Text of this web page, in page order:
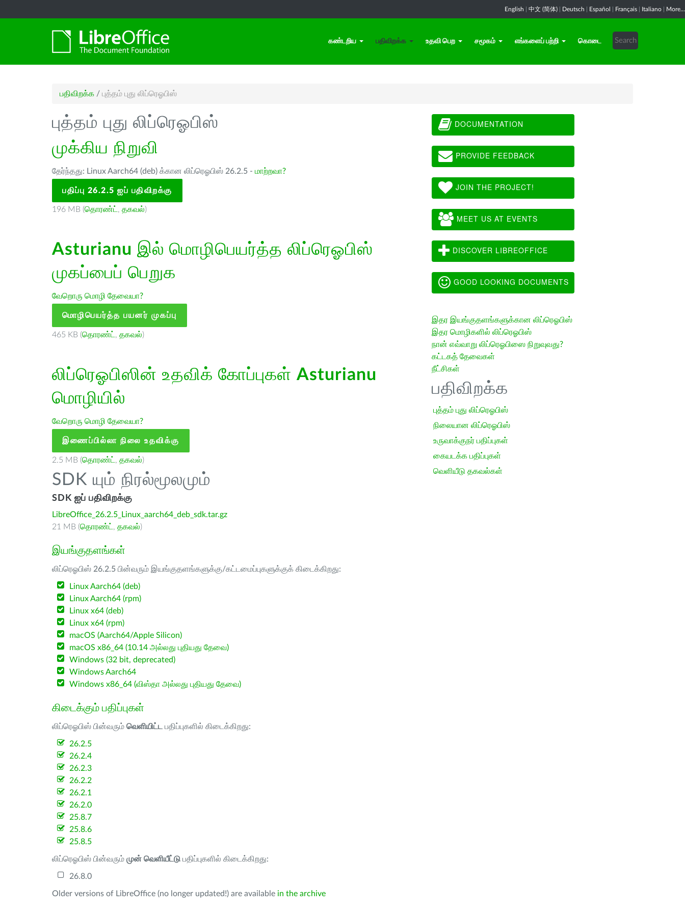
English 中文 (简体) Deutsch Español Français Italiano More...
கண்டறிய பதிவிறக்க உதவி பெற சமூகம் எங்களைப் பற்றி கொடை
பதிவிறக்க / புத்தம் புது லிப்ரெஓபிஸ்
புத்தம் புது லிப்ரெஓபிஸ்
முக்கிய நிறுவி
தேர்ந்தது: Linux Aarch64 (deb) க்கான லிப்ரெஓபிஸ் 26.2.5 - மாற்றவா?
பதிப்பு 26.2.5 ஐப் பதிவிறக்கு
196 MB (தொரண்ட் , தகவல்)
Asturianu இல் மொழிபெயர்த்த லிப்ரெஓபிஸ்
முகப்பைப் பெறுக
வேறொரு மொழி தேவையா?
மொழிபெயர்த்த பயனர் முகப்பு
465 KB (தொரண்ட் , தகவல்)
லிப்ரெஓபிஸின் உதவிக் கோப்புகள் Asturianu
மொழியில்
வேறொரு மொழி தேவையா?
இணைப்பில்லா நிலை உதவிக்கு
2.5 MB (தொரண்ட் , தகவல்)
SDK யும் நிரல்மூலமும்
SDK ஐப் பதிவிறக்கு
LibreOffice_26.2.5_Linux_aarch64_deb_sdk.tar.gz
21 MB (தொரண்ட் , தகவல்)
இயங்குதளங்கள்
லிப்ரெஓபிஸ் 26.2.5 பின்வரும் இயங்குதளங்களுக்கு/கட்டமைப்புகளுக்குக் கிடைக்கிறது:
Linux Aarch64 (deb)
Linux Aarch64 (rpm)
Linux x64 (deb)
Linux x64 (rpm)
macOS (Aarch64/Apple Silicon)
macOS x86_64 (10.14 அல்லது புதியது தேவை)
Windows (32 bit, deprecated)
Windows Aarch64
Windows x86_64 (விஸ்தா அல்லது புதியது தேவை)
கிடைக்கும் பதிப்புகள்
லிப்ரெஓபிஸ் பின்வரும் வெளியிட்ட பதிப்புகளில் கிடைக்கிறது:
26.2.5
26.2.4
26.2.3
26.2.2
26.2.1
26.2.0
25.8.7
25.8.6
25.8.5
லிப்ரெஓபிஸ் பின்வரும் முன் வெளியீட்டு பதிப்புகளில் கிடைக்கிறது:
26.8.0
Older versions of LibreOffice (no longer updated!) are available in the archive
DOCUMENTATION
PROVIDE FEEDBACK
JOIN THE PROJECT!
MEET US AT EVENTS
DISCOVER LIBREOFFICE
GOOD LOOKING DOCUMENTS
இதர இயங்குதளங்களுக்கான லிப்ரெஓபிஸ்
இதர மொழிகளில் லிப்ரெஓபிஸ்
நான் எவ்வாறு லிப்ரெஓபிஸை நிறுவுவது?
கட்டகத் தேவைகள்
நீட்சிகள்
பதிவிறக்க
புத்தம் புது லிப்ரெஓபிஸ்
நிலையான லிப்ரெஓபிஸ்
உருவாக்குநர் பதிப்புகள்
கையடக்க பதிப்புகள்
வெளியீடு தகவல்கள்